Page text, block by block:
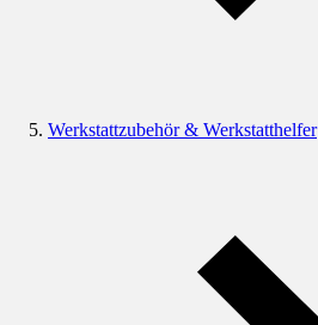
Werkstattzubehör & Werkstatthelfer